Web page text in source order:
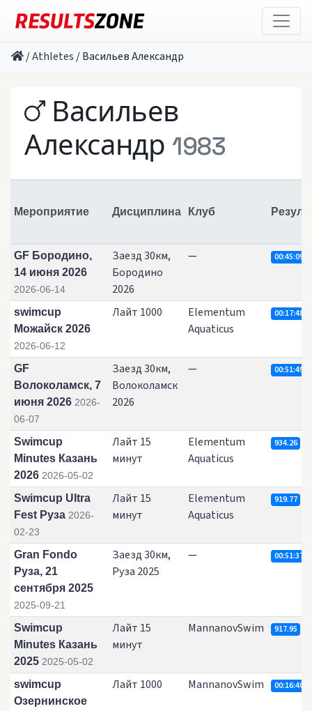
/Athletes /Васильев Александр
Васильев
Александр 1983
Мероприятие Дисциплина Клуб
GF Бородино,
14 июня 2026
2026-06-14
Заезд 30км,
Бородино
2026
—
swimcup
Можайск 2026
2026-06-12
Лайт 1000
Elementum
Aquaticus
GF
Волоколамск, 7
июня 2026 2026-
06-07
Заезд 30км,
Волоколамск
2026
—
Swimcup
Minutes Казань
2026 2026-05-02
Лайт 15
минут
Elementum
Aquaticus
934.26
Swimcup Ultra
Fest Руза 2026-
02-23
Лайт 15
минут
Elementum
Aquaticus
919.77
Gran Fondo
Руза, 21
сентября 2025
2025-09-21
Заезд 30км,
Руза 2025
—
Swimcup
Minutes Казань
2025 2025-05-02
Лайт 15
минут
MannanovSwim 917.95
swimcup
Озернинское
Лайт 1000 MannanovSwim